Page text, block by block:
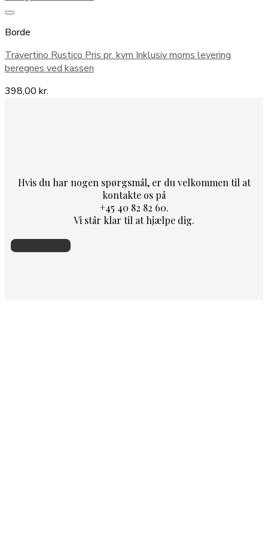
Borde
Travertino Rustico Pris pr. kvm Inklusiv moms levering
beregnes ved kassen
398,00 kr.
Hvis du har nogen spørgsmål, er du velkommen til at
kontakte os på
+45 40 82 82 60.
Vi står klar til at hjælpe dig.
Skriv til os her